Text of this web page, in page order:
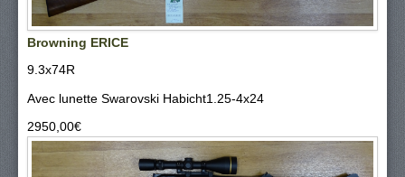
Browning ERICE
9.3x74R
Avec lunette Swarovski Habicht1.25-4x24
2950,00‎€